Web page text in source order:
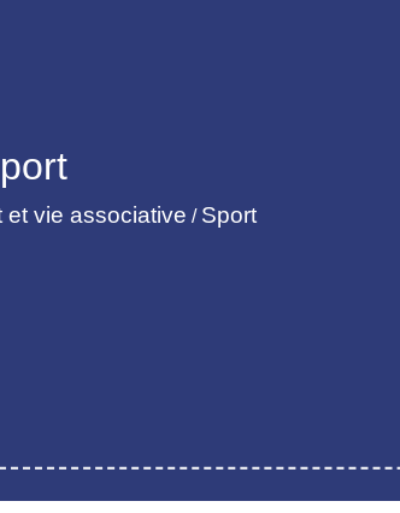
et vie associative / Sport